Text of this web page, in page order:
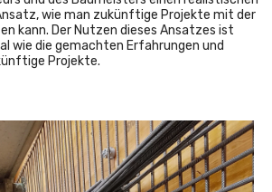
wie man zukünftige Projekte mit der
kann. Der Nutzen dieses Ansatzes ist
wie die gemachten Erfahrungen und
Projekte.